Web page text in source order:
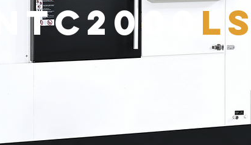
NTC2000